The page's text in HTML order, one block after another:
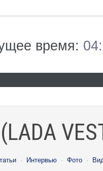
время:
· Интервью · Фото ·